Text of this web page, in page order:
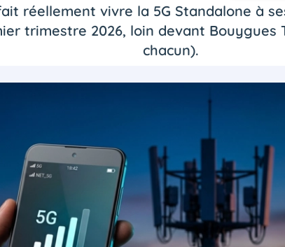
réellement vivre la 5G Standalone à
trimestre 2026, loin devant Bouygues
chacun).